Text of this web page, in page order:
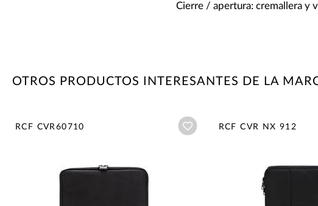
Cierre / apertura: cremallera y
OTROS PRODUCTOS INTERESANTES DE LA
RCF CVR60710 Añadir a wishlist
RCF CVR NX 912